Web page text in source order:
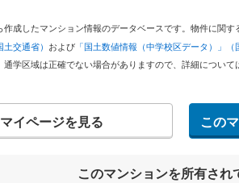
成したマンション情報のデータベースです。物件に関す
交通省） および 「国土数値情報（中学校区データ）」（
学区域は正確でない場合がありますので、詳細について
マイページを見る この
このマンションを所有され